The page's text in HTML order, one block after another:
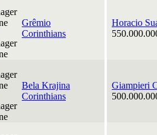
Grêmio
Corinthians
Horacio
Bela Krajina
Corinthians
Giampieri